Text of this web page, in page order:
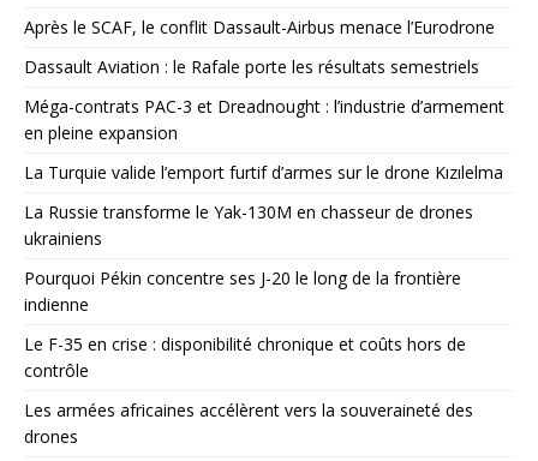
Après le SCAF, le conflit Dassault-Airbus menace l’Eurodrone
Dassault Aviation : le Rafale porte les résultats semestriels
Méga-contrats PAC-3 et Dreadnought : l’industrie d’armement
en pleine expansion
La Turquie valide l’emport furtif d’armes sur le drone Kızılelma
La Russie transforme le Yak-130M en chasseur de drones
ukrainiens
Pourquoi Pékin concentre ses J-20 le long de la frontière
indienne
Le F-35 en crise : disponibilité chronique et coûts hors de
contrôle
Les armées africaines accélèrent vers la souveraineté des
drones